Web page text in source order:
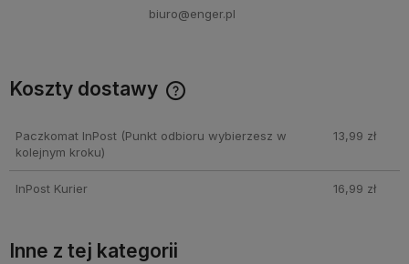
biuro@enger.pl
Koszty dostawy
Paczkomat InPost(Punkt odbioru wybierzesz w
kolejnym kroku)
13,99 zł
InPost Kurier 16,99 zł
Inne z tej kategorii